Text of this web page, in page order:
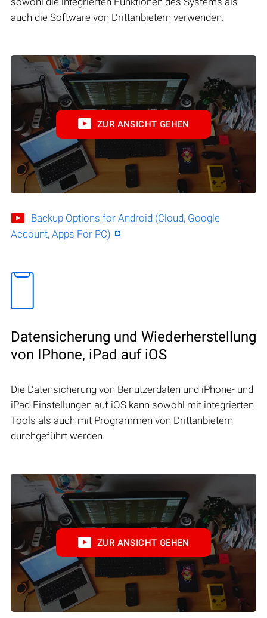
auch die Software von Drittanbietern verwenden.
ZUR ANSICHT GEHEN
Backup Options for Android (Cloud, Google
Account, Apps For PC)
Datensicherung und Wiederherstellung
von IPhone, iPad auf iOS
Die Datensicherung von Benutzerdaten und iPhone- und
iPad-Einstellungen auf iOS kann sowohl mit integrierten
Tools als auch mit Programmen von Drittanbietern
durchgeführt werden.
ZUR ANSICHT GEHEN